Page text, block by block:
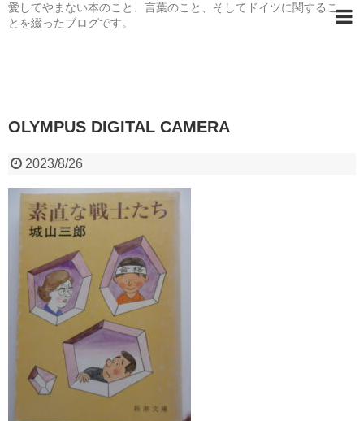
愛してやまない本のこと、言葉のこと、そしてドイツに関するこ
とを綴ったブログです。
OLYMPUS DIGITAL CAMERA
2023/8/26